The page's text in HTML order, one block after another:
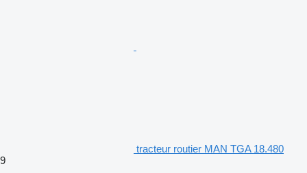
tracteur routier MAN TGA 18.480
9